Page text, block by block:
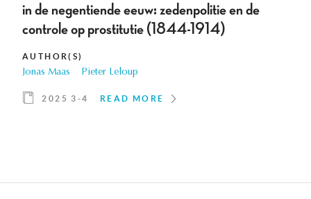
in de negentiende eeuw: zedenpolitie en de
controle op prostitutie (1844-1914)
AUTHOR(S)
Jonas Maas Pieter Leloup
2025 3-4 READ MORE